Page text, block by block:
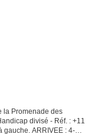
la Promenade des
divisé - Réf. : +11
ARRIVEE : 4-15-